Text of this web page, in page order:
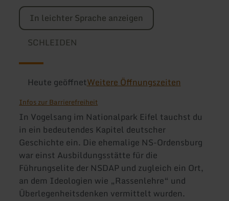
In leichter Sprache anzeigen
SCHLEIDEN
Heute geöffnetWeitere Öffnungszeiten
Infos zur Barrierefreiheit
In Vogelsang im Nationalpark Eifel tauchst du
in ein bedeutendes Kapitel deutscher
Geschichte ein. Die ehemalige NS-Ordensburg
war einst Ausbildungsstätte für die
Führungselite der NSDAP und zugleich ein Ort,
an dem Ideologien wie „Rassenlehre“ und
Überlegenheitsdenken vermittelt wurden.